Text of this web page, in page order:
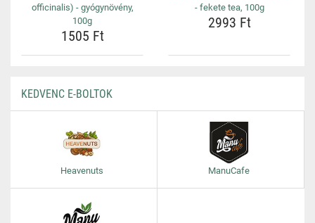
officinalis) - gyógynövény,
100g
1505 Ft
- fekete tea, 100g
2993 Ft
KEDVENC E-BOLTOK
Heavenuts ManuCafe